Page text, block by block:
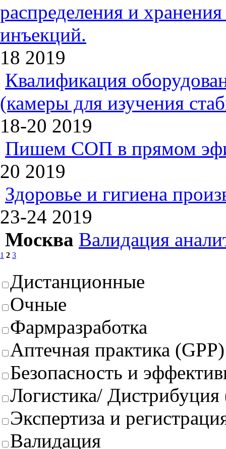
распределения и
инъекций.
18 2019
Квалификация
(камеры для изучения
18-20 2019
Пишем СОП в прямом
20 2019
Здоровье и гигиена
23-24 2019
Москва Валидация
1 2 3
Дистанционные
Очные
Фармразработка
Аптечная практика (GPP)
Безопасность и
Логистика/
Экспертиза и
Валидация